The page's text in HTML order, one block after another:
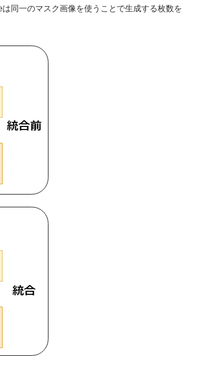
同一のマスク画像を使うことで生成する枚数を